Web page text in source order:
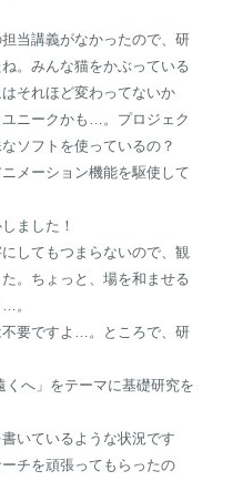
当講義がなかったので、研
。みんな猫をかぶっている
それほど変わってないか
ニークかも…。プロジェク
ソフトを使っているの？
メーション機能を駆使して
ました！
してもつまらないので、観
。ちょっと、場を和ませる
。
要ですよ…。ところで、研
へ」をテーマに基礎研究を
いているような状況です
チを頑張ってもらったの